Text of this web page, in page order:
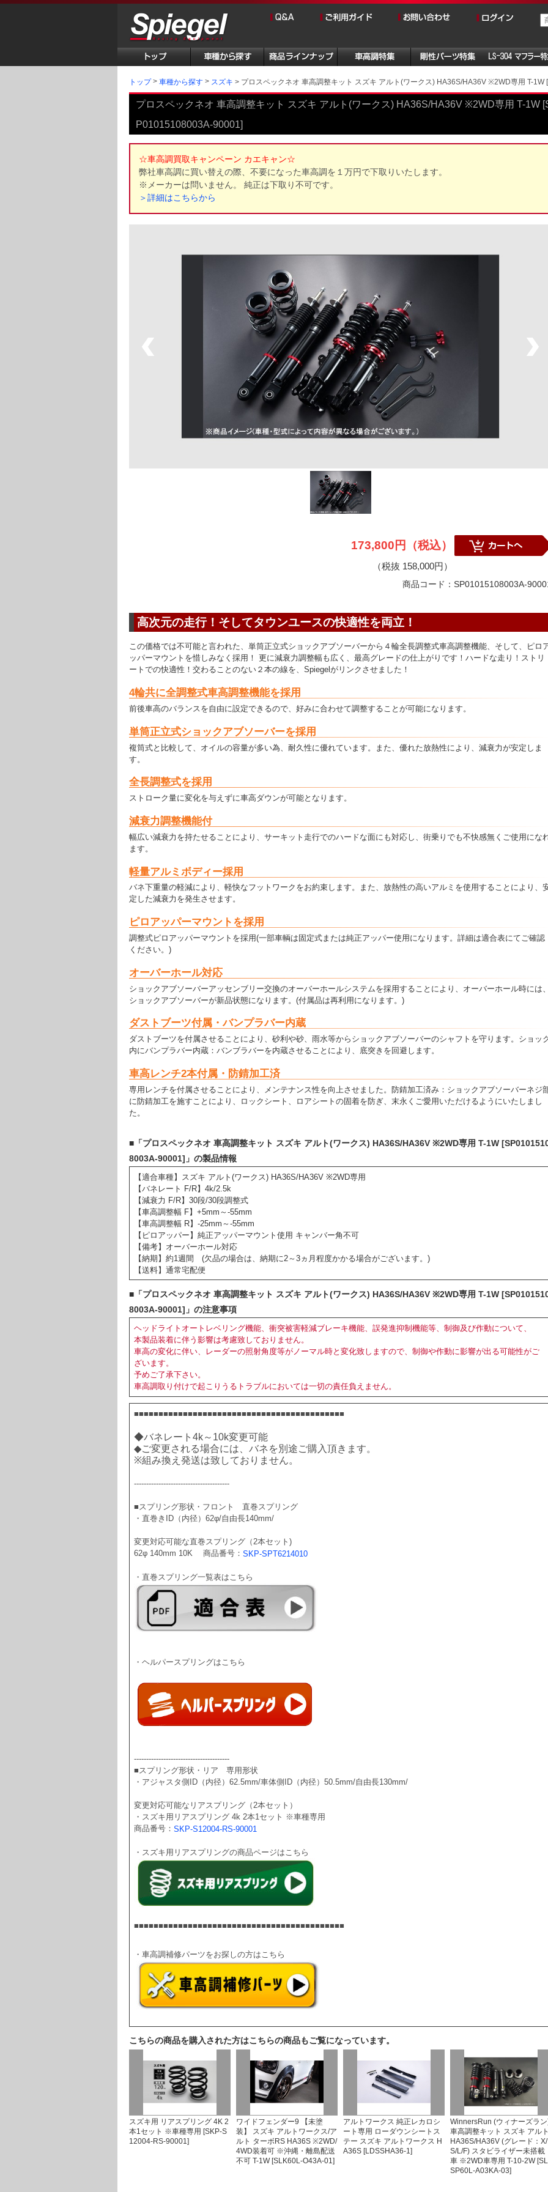
トップ 車種から探す スズキ プロスペックネオ 車高調整キット スズキ アルト(ワークス) HA36S/HA36V ※2WD専用 T-
プロスペックネオ 車高調整キット スズキ アルト(ワークス) HA36S/HA36V ※2WD専用 T-1W
P01015108003A-90001]
☆車高調買取キャンペーン カエキャン☆
弊社車高調に買い替えの際、不要になった車高調を１万円で下取りいたします。
※メーカーは問いません。 純正は下取り不可です。
＞詳細はこちらから
173,800円（税込）
（税抜 158,000円）
商品コード：SP01015108003A-
高次元の走行！そしてタウンユースの快適性を両立！
この価格では不可能と言われた、単筒正立式ショックアブソーバーから４輪全長調整式車高調整機能、そして、ピロ
ッパーマウントを惜しみなく採用！ 更に減衰力調整幅も広く、最高グレードの仕上がりです！ハードな走り！ストリ
ートでの快適性！交わることのない２本の線を、Spiegelがリンクさせました！
4輪共に全調整式車高調整機能を採用
前後車高のバランスを自由に設定できるので、好みに合わせて調整することが可能になります。
単筒正立式ショックアブソーバーを採用
複筒式と比較して、オイルの容量が多い為、耐久性に優れています。また、優れた放熱性により、減衰力が安定しま
す。
全長調整式を採用
ストローク量に変化を与えずに車高ダウンが可能となります。
減衰力調整機能付
幅広い減衰力を持たせることにより、サーキット走行でのハードな面にも対応し、街乗りでも不快感無くご使用にな
ます。
軽量アルミボディー採用
バネ下重量の軽減により、軽快なフットワークをお約束します。また、放熱性の高いアルミを使用することにより、
定した減衰力を発生させます。
ピロアッパーマウントを採用
調整式ピロアッパーマウントを採用(一部車輌は固定式または純正アッパー使用になります。詳細は適合表にてご確認
ください。)
オーバーホール対応
ショックアブソーバーアッセンブリー交換のオーバーホールシステムを採用することにより、オーバーホール時には
ショックアブソーバーが新品状態になります。(付属品は再利用になります。)
ダストブーツ付属・バンプラバー内蔵
ダストブーツを付属させることにより、砂利や砂、雨水等からショックアブソーバーのシャフトを守ります。ショッ
内にバンプラバー内蔵：バンブラバーを内蔵させることにより、底突きを回避します。
車高レンチ2本付属・防錆加工済
専用レンチを付属させることにより、メンテナンス性を向上させました。防錆加工済み：ショックアブソーバーネジ
に防錆加工を施すことにより、ロックシート、ロアシートの固着を防ぎ、末永くご愛用いただけるようにいたしまし
た。
■「プロスペックネオ 車高調整キット スズキ アルト(ワークス) HA36S/HA36V ※2WD専用 T-1W
8003A-90001]」の製品情報
【適合車種】スズキ アルト(ワークス) HA36S/HA36V ※2WD専用
【バネレート F/R】4k/2.5k
【減衰力 F/R】30段/30段調整式
【車高調整幅 F】+5mm～-55mm
【車高調整幅 R】-25mm～-55mm
【ピロアッパー】純正アッパーマウント使用 キャンバー角不可
【備考】オーバーホール対応
【納期】約1週間 (欠品の場合は、納期に2～3ヵ月程度かかる場合がございます。)
【送料】通常宅配便
■「プロスペックネオ 車高調整キット スズキ アルト(ワークス) HA36S/HA36V ※2WD専用 T-1W
8003A-90001]」の注意事項
ヘッドライトオートレベリング機能、衝突被害軽減ブレーキ機能、誤発進抑制機能等、制御及び作動について、
本製品装着に伴う影響は考慮致しておりません。
車高の変化に伴い、レーダーの照射角度等がノーマル時と変化致しますので、制御や作動に影響が出る可能性がご
ざいます。
予めご了承下さい。
車高調取り付けで起こりうるトラブルにおいては一切の責任負えません。
■■■■■■■■■■■■■■■■■■■■■■■■■■■■■■■■■■■■■■■■■■■
◆バネレート4k～10k変更可能
◆ご変更される場合には、バネを別途ご購入頂きます。
※組み換え発送は致しておりません。
---------------------------------------
■スプリング形状・フロント　直巻スプリング
・直巻きID（内径）62φ/自由長140mm/
変更対応可能な直巻スプリング（2本セット)
62φ 140mm 10K　 商品番号： SKP-SPT6214010
・直巻スプリング一覧表はこちら
・ヘルパースプリングはこちら
---------------------------------------
■スプリング形状・リア　専用形状
・アジャスタ側ID（内径）62.5mm/車体側ID（内径）50.5mm/自由長130mm/
変更対応可能なリアスプリング（2本セット）
・スズキ用リアスプリング 4k 2本1セット ※車種専用
商品番号： SKP-S12004-RS-90001
・スズキ用リアスプリングの商品ページはこちら
■■■■■■■■■■■■■■■■■■■■■■■■■■■■■■■■■■■■■■■■■■■
・車高調補修パーツをお探しの方はこちら
こちらの商品を購入された方はこちらの商品もご覧になっています。
スズキ用 リアスプリング 4K 2
本1セット ※車種専用 [SKP-S
12004-RS-90001]
ワイドフェンダー9 【未塗
装】 スズキ アルトワークス/ア
ルト ターボRS HA36S ※2WD/
4WD装着可 ※沖縄・離島配送
不可 T-1W [SLK60L-O43A-01]
アルトワークス 純正レカロシ
ート専用 ローダウンシートス
テー スズキ アルトワークス H
A36S [LDSSHA36-1]
WinnersRun (ウィナーズラ
車高調整キット スズキ アル
HA36S/HA36V (グレード：X/
S/L/F) スタビライザー未搭載
車 ※2WD車専用 T-10-2W [SL
SP60L-A03KA-03]